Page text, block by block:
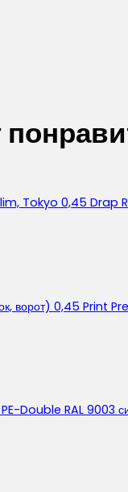
Tokyo 0,45 Drap
ворот) 0,45 Print
Double RAL 9003